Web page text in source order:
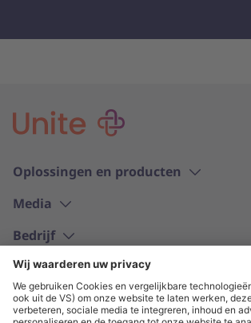
Oplossingen en producten
Media
Bedrijf